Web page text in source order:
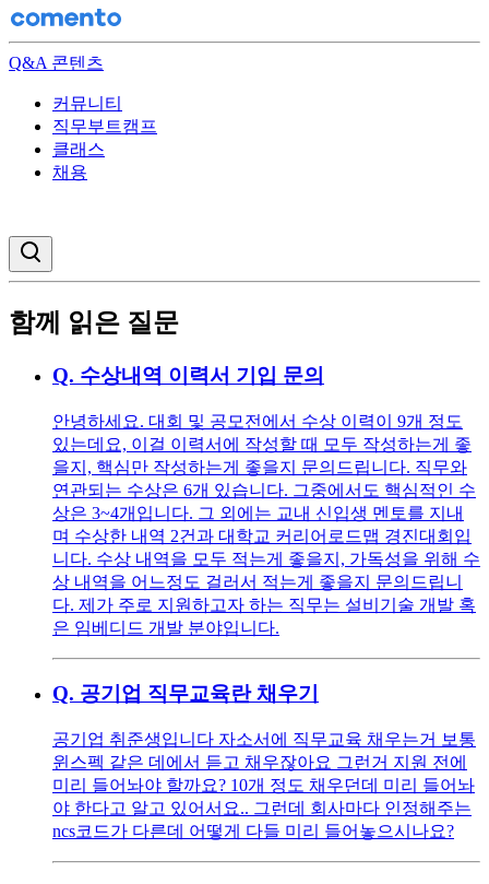
Q&A 콘텐츠
커뮤니티
직무부트캠프
클래스
채용
함께 읽은 질문
Q. 수상내역 이력서 기입 문의
안녕하세요. 대회 및 공모전에서 수상 이력이 9개 정도
있는데요, 이걸 이력서에 작성할 때 모두 작성하는게 좋
을지, 핵심만 작성하는게 좋을지 문의드립니다. 직무와
연관되는 수상은 6개 있습니다. 그중에서도 핵심적인 수
상은 3~4개입니다. 그 외에는 교내 신입생 멘토를 지내
며 수상한 내역 2건과 대학교 커리어로드맵 경진대회입
니다. 수상 내역을 모두 적는게 좋을지, 가독성을 위해 수
상 내역을 어느정도 걸러서 적는게 좋을지 문의드립니
다. 제가 주로 지원하고자 하는 직무는 설비기술 개발 혹
은 임베디드 개발 분야입니다.
Q. 공기업 직무교육란 채우기
공기업 취준생입니다 자소서에 직무교육 채우는거 보통
윈스펙 같은 데에서 듣고 채우잖아요 그런거 지원 전에
미리 들어놔야 할까요? 10개 정도 채우던데 미리 들어놔
야 한다고 알고 있어서요.. 그런데 회사마다 인정해주는
ncs코드가 다른데 어떻게 다들 미리 들어놓으시나요?